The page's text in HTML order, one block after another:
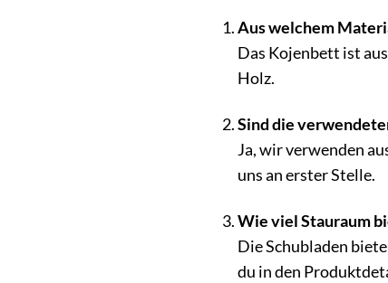
Aus welchem
Das Kojenbett ist
Holz.
Sind die
Ja, wir verwenden
uns an erster Stelle.
Wie viel Stauraum
Die Schubladen
du in den